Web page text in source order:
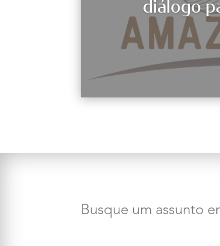
diálogo
Busque um assunto